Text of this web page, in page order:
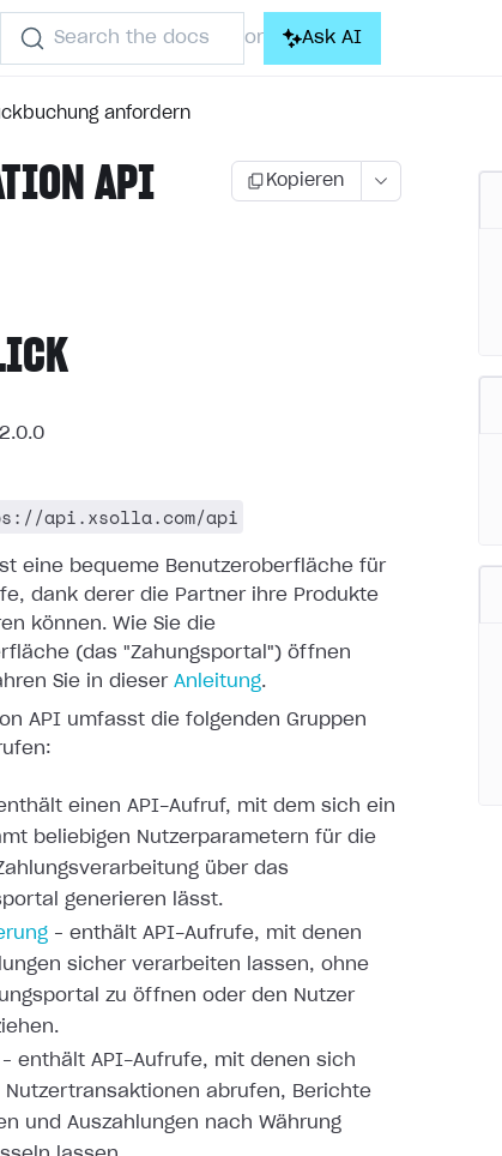
Search the docs or Ask AI
anfordern
API
Kopieren
2.0.0
api.xsolla.com/api
eine bequeme Benutzeroberfläche für
dank derer die Partner ihre Produkte
können. Wie Sie die
(das "Zahungsportal") öffnen
Sie in dieser Anleitung.
API umfasst die folgenden Gruppen
enthält einen API-Aufruf, mit dem sich ein
beliebigen Nutzerparametern für die
über das
generieren lässt.
– enthält API-Aufrufe, mit denen
sicher verarbeiten lassen, ohne
zu öffnen oder den Nutzer
– enthält API-Aufrufe, mit denen sich
Nutzertransaktionen abrufen, Berichte
und Auszahlungen nach Währung